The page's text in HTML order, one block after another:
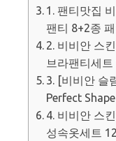
1. 팬티맛집
팬티 8+2종
2. 비비안 스
브라팬티세트
3. [비비안 슬
Perfect
4. 비비안 스
성속옷세트